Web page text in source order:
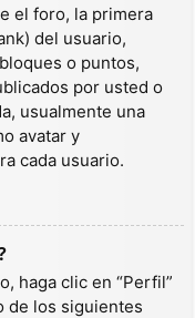
el foro, la primera
del usuario,
o puntos,
por usted o
usualmente una
avatar y
cada usuario.
haga clic en “Perfil”
de los siguientes